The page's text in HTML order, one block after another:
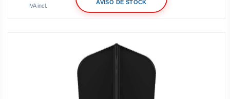
IVA incl.
AVISO DE STOCK